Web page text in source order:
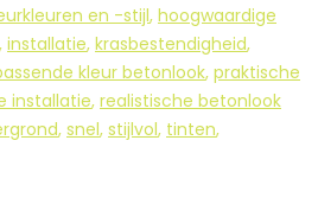
en -stijl, hoogwaardige
, installatie, krasbestendigheid,
kleur betonlook, praktische
installatie, realistische betonlook
, snel, stijlvol, tinten,